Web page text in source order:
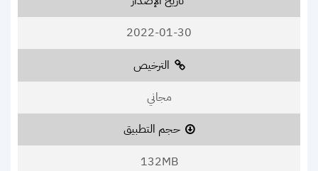
2022-01-30
الترخيص
مجاني
حجم التطبيق
132MB